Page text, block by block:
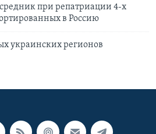
при репатриации 4-х
в Россию
украинских регионов